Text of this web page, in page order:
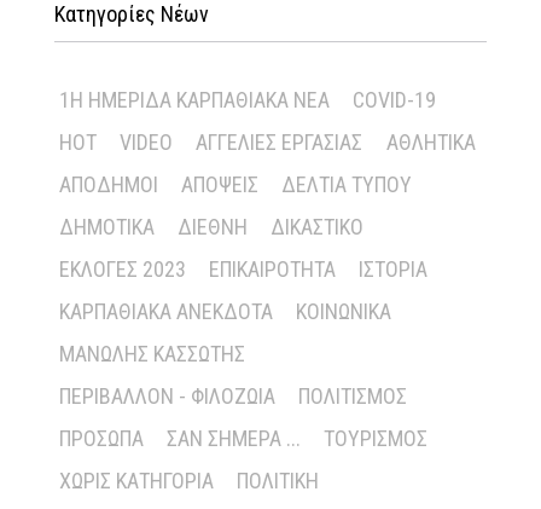
Κατηγορίες Νέων
1Η ΗΜΕΡΊΔΑ ΚΑΡΠΑΘΙΑΚΆ ΝΈΑ
COVID-19
HOT
VIDEO ΑΓΓΕΛΊΕΣ ΕΡΓΑΣΊΑΣ
ΑΘΛΗΤΙΚΆ
ΑΠΌΔΗΜΟΙ
ΑΠΌΨΕΙΣ
ΔΕΛΤΊΑ ΤΎΠΟΥ
ΔΗΜΟΤΙΚΆ
ΔΙΕΘΝΉ
ΔΙΚΑΣΤΙΚΌ
ΕΚΛΟΓΈΣ 2023
ΕΠΙΚΑΙΡΌΤΗΤΑ
ΙΣΤΟΡΊΑ
ΚΑΡΠΑΘΙΑΚΆ ΑΝΈΚΔΟΤΑ
ΚΟΙΝΩΝΙΚΆ
ΜΑΝΏΛΗΣ ΚΑΣΣΏΤΗΣ
ΠΕΡΙΒΆΛΛΟΝ - ΦΙΛΟΖΩΊΑ
ΠΟΛΙΤΙΣΜΌΣ
ΠΡΌΣΩΠΑ
ΣΑΝ ΣΉΜΕΡΑ ...
ΤΟΥΡΙΣΜΌΣ
ΧΩΡΊΣ ΚΑΤΗΓΟΡΊΑ
ΠΟΛΙΤΙΚΉ